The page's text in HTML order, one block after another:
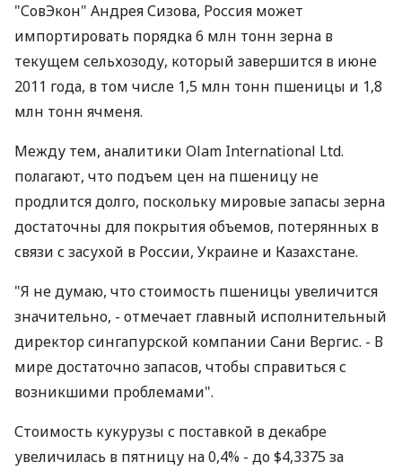
"СовЭкон" Андрея Сизова, Россия может
импортировать порядка 6 млн тонн зерна в
текущем сельхозоду, который завершится в июне
2011 года, в том числе 1,5 млн тонн пшеницы и 1,8
млн тонн ячменя.
Между тем, аналитики Olam International Ltd.
полагают, что подъем цен на пшеницу не
продлится долго, поскольку мировые запасы зерна
достаточны для покрытия объемов, потерянных в
связи с засухой в России, Украине и Казахстане.
"Я не думаю, что стоимость пшеницы увеличится
значительно, - отмечает главный исполнительный
директор сингапурской компании Сани Вергис. - В
мире достаточно запасов, чтобы справиться с
возникшими проблемами".
Стоимость кукурузы с поставкой в декабре
увеличилась в пятницу на 0,4% - до $4,3375 за